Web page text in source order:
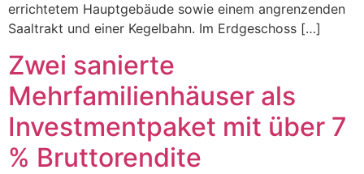
errichtetem Hauptgebäude sowie einem angrenzenden
Saaltrakt und einer Kegelbahn. Im Erdgeschoss […]
Zwei sanierte
Mehrfamilienhäuser als
Investmentpaket mit über 7
% Bruttorendite